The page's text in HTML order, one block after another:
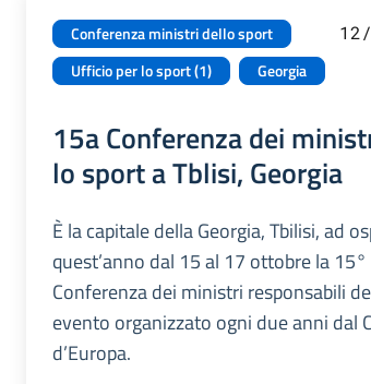
Conferenza ministri dello sport
Ufficio per lo sport (1)
Georgia
15a Conferenza dei
lo sport a Tblisi, Georgia
È la capitale della Georgia, Tbilisi, ad
quest’anno dal 15 al 17 ottobre la 15°
Conferenza dei ministri responsabili
evento organizzato ogni due anni dal
d’Europa.